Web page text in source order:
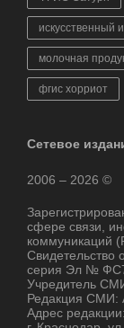
искусственный
молочная
фгис хорриот
Сетевое
2006 – 2026 ©
сфере связи,
коммуникаций
Свидетельство
серия Эл №
Учредитель
Редакция СМИ:
Адрес